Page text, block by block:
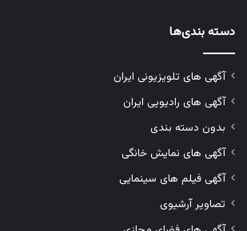
دسته بندی‌ها
آگهی های تلویزیونی ایران
آگهی های رادیویی ایران
بدون دسته بندی
آگهی های نمایش خانگی
آگهی فیلم های سینمایی
تصاویر آرشیوی